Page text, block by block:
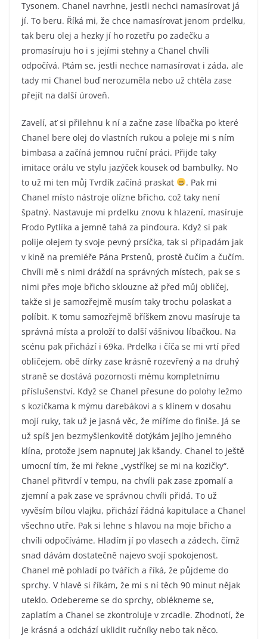
Tysonem. Chanel navrhne, jestli nechci namasírovat já
jí. To beru. Říká mi, že chce namasírovat jenom prdelku,
tak beru olej a hezky jí ho rozetřu po zadečku a
promasíruju ho i s jejími stehny a Chanel chvíli
odpočívá. Ptám se, jestli nechce namasírovat i záda, ale
tady mi Chanel buď nerozuměla nebo už chtěla zase
přejít na další úroveň.
Zavelí, ať si přilehnu k ní a začne zase líbačka po které
Chanel bere olej do vlastních rukou a poleje mi s ním
bimbasa a začíná jemnou ruční práci. Přijde taky
imitace orálu ve stylu jazýček kousek od bambulky. No
to už mi ten můj Tvrdík začíná praskat
. Pak mi
Chanel místo nástroje olízne břicho, což taky není
špatný. Nastavuje mi prdelku znovu k hlazení, masíruje
Frodo Pytlíka a jemně tahá za pinďoura. Když si pak
polije olejem ty svoje pevný prsíčka, tak si připadám jak
v kině na premiéře Pána Prstenů, prostě čučím a čučím.
Chvíli mě s nimi dráždí na správných místech, pak se s
nimi přes moje břicho sklouzne až před můj obličej,
takže si je samozřejmě musím taky trochu polaskat a
políbit. K tomu samozřejmě bříškem znovu masíruje ta
správná místa a proloží to další vášnivou líbačkou. Na
scénu pak přichází i 69ka. Prdelka i číča se mi vrtí před
obličejem, obě dírky zase krásně rozevřený a na druhý
straně se dostává pozornosti mému kompletnímu
příslušenství. Když se Chanel přesune do polohy ležmo
s kozičkama k mýmu darebákovi a s klínem v dosahu
mojí ruky, tak už je jasná věc, že míříme do finiše. Já se
už spíš jen bezmyšlenkovitě dotýkám jejího jemného
klína, protože jsem napnutej jak kšandy. Chanel to ještě
umocní tím, že mi řekne „vystříkej se mi na kozičky“.
Chanel přitvrdí v tempu, na chvíli pak zase zpomalí a
zjemní a pak zase ve správnou chvíli přidá. To už
vyvěsím bílou vlajku, přichází řádná kapitulace a Chanel
všechno utře. Pak si lehne s hlavou na moje břicho a
chvíli odpočíváme. Hladím jí po vlasech a zádech, čímž
snad dávám dostatečně najevo svojí spokojenost.
Chanel mě pohladí po tvářích a říká, že půjdeme do
sprchy. V hlavě si říkám, že mi s ní těch 90 minut nějak
uteklo. Odebereme se do sprchy, oblékneme se,
zaplatím a Chanel se zkontroluje v zrcadle. Zhodnotí, že
je krásná a odchází uklidit ručníky nebo tak něco.